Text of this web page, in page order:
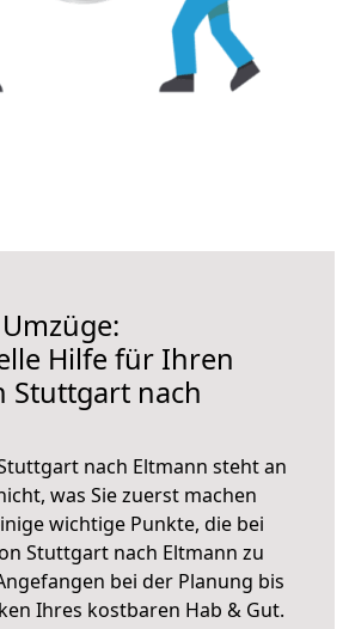
Hilfe für Ihren
Stuttgart nach
nach Eltmann steht an
was Sie zuerst machen
wichtige Punkte, die bei
Stuttgart nach Eltmann zu
bei der Planung bis
Ihres kostbaren Hab & Gut.